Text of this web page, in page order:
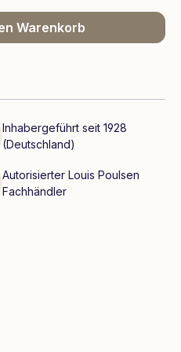
Wert
Warenkorb
Inhabergeführt seit 1928
(Deutschland)
Autorisierter Louis Poulsen
Fachhändler